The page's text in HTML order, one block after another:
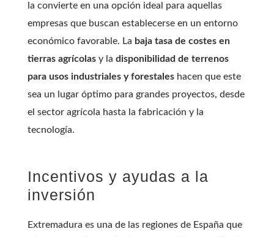
la convierte en una opción ideal para aquellas
empresas que buscan establecerse en un entorno
económico favorable. La baja tasa de costes en
tierras agrícolasy la disponibilidad de terrenos
para usos industriales y forestaleshacen que este
sea un lugar óptimo para grandes proyectos, desde
el sector agrícola hasta la fabricación y la
tecnología.
Incentivos y ayudas a la
inversión
Extremadura es una de las regiones de España que